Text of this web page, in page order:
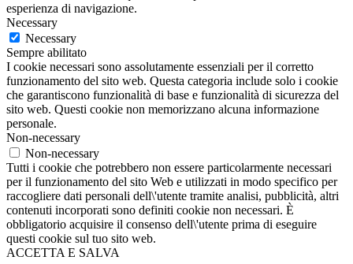
esperienza di navigazione.
Necessary
Necessary
Sempre abilitato
I cookie necessari sono assolutamente essenziali per il corretto
funzionamento del sito web. Questa categoria include solo i cookie
che garantiscono funzionalità di base e funzionalità di sicurezza del
sito web. Questi cookie non memorizzano alcuna informazione
personale.
Non-necessary
Non-necessary
Tutti i cookie che potrebbero non essere particolarmente necessari
per il funzionamento del sito Web e utilizzati in modo specifico per
raccogliere dati personali dell\'utente tramite analisi, pubblicità, altri
contenuti incorporati sono definiti cookie non necessari. È
obbligatorio acquisire il consenso dell\'utente prima di eseguire
questi cookie sul tuo sito web.
ACCETTA E SALVA